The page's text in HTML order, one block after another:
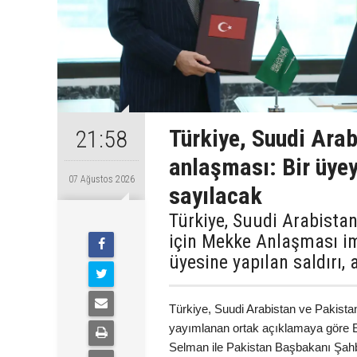
21:58
07 Ağustos 2026
Türkiye, Suudi
anlaşması: Bir
sayılacak
Türkiye, Suudi
için Mekke Anlaşması
üyesine yapılan
Türkiye, Suudi Arabistan ve
yayımlanan ortak açıklamaya göre
Selman ile Pakistan Başbakanı